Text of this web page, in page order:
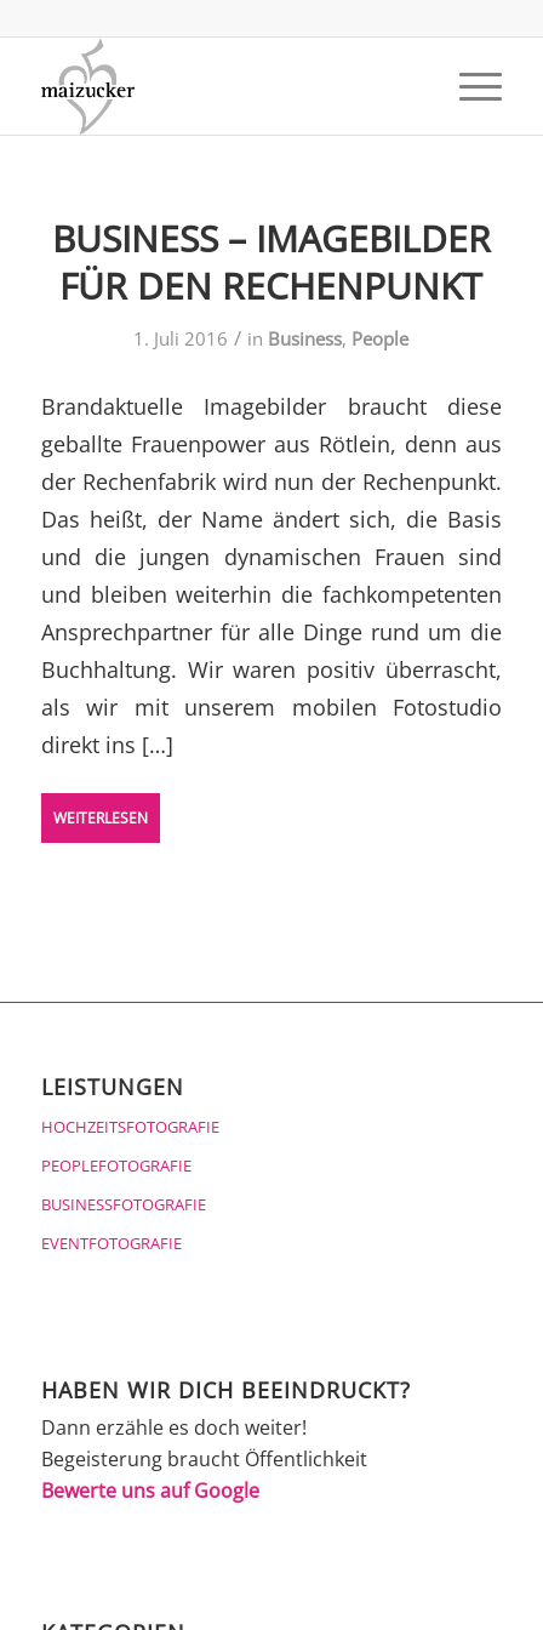
BUSINESS – IMAGEBILDER
FÜR DEN RECHENPUNKT
1. Juli 2016 / in Business, People
Brandaktuelle Imagebilder braucht diese
geballte Frauenpower aus Rötlein, denn aus
der Rechenfabrik wird nun der Rechenpunkt.
Das heißt, der Name ändert sich, die Basis
und die jungen dynamischen Frauen sind
und bleiben weiterhin die fachkompetenten
Ansprechpartner für alle Dinge rund um die
Buchhaltung. Wir waren positiv überrascht,
als wir mit unserem mobilen Fotostudio
direkt ins […]
WEITERLESEN
LEISTUNGEN
HOCHZEITSFOTOGRAFIE
PEOPLEFOTOGRAFIE
BUSINESSFOTOGRAFIE
EVENTFOTOGRAFIE
HABEN WIR DICH BEEINDRUCKT?
Dann erzähle es doch weiter!
Begeisterung braucht Öffentlichkeit
Bewerte uns auf Google